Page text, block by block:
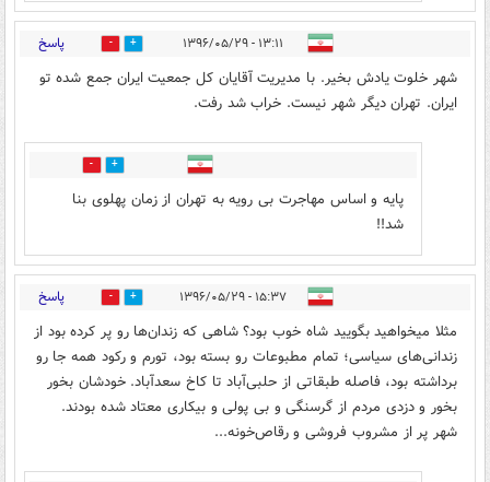
۱۳:۱۱ - ۱۳۹۶/۰۵/۲۹ 20 پاسخ
شهر خلوت یادش بخیر. با مدیریت آقایان کل جمعیت ایران جمع شده تو
ایران. تهران دیگر شهر نیست. خراب شد رفت.
7
پایه و اساس مهاجرت بی رویه به تهران از زمان پهلوی بنا
شد!!
۱۵:۳۷ - ۱۳۹۶/۰۵/۲۹ 8 پاسخ
مثلا میخواهید بگویید شاه خوب بود؟ شاهی که زندان‌ها رو پر کرده بود از
زندانی‌های سیاسی؛ تمام مطبوعات رو بسته بود، تورم و رکود همه جا رو
برداشته بود، فاصله طبقاتی از حلبی‌آباد تا کاخ سعدآباد. خودشان بخور
بخور و دزدی مردم از گرسنگی و بی پولی و بیکاری معتاد شده بودند.
شهر پر از مشروب فروشی و رقاص‌خونه...